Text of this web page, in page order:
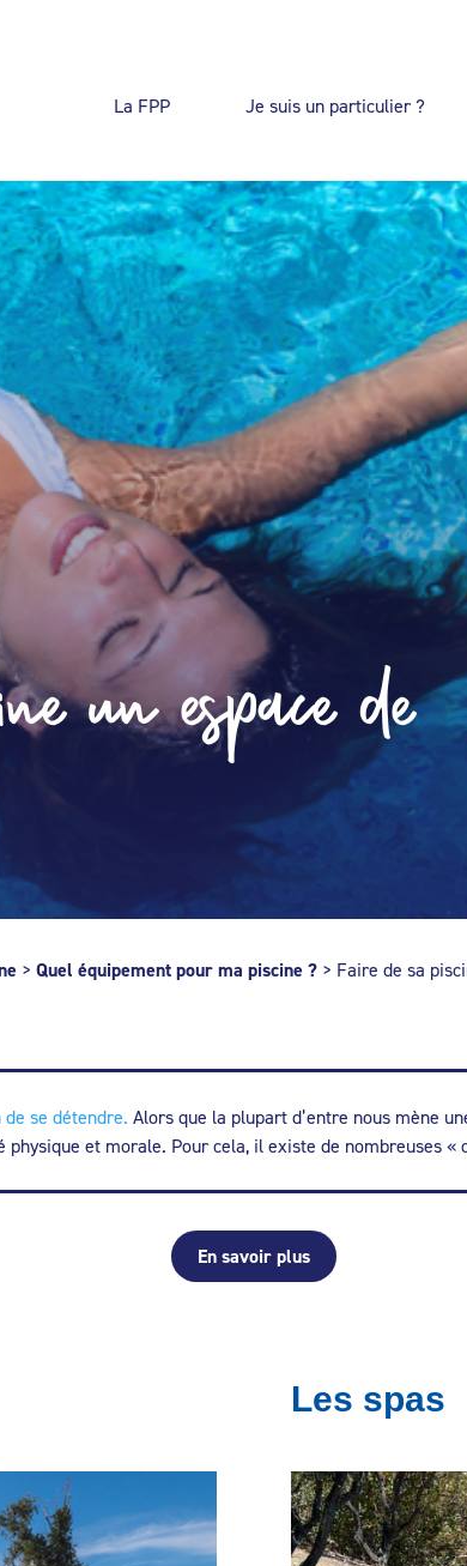
La FPP Je suis un particulier ?
un espace de
> Quel équipement pour ma piscine ? > Faire de sa
de se détendre. Alors que la plupart d’entre nous mène
et morale. Pour cela, il existe de nombreuses
En savoir plus
Les spas